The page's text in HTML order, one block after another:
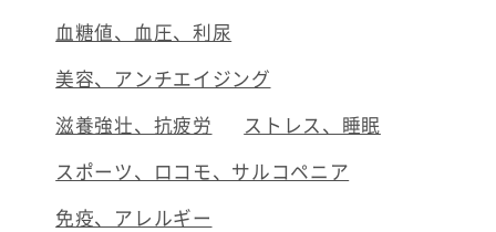
血糖値、血圧、利尿
美容、アンチエイジング
滋養強壮、抗疲労
ストレス、睡眠
スポーツ、ロコモ、サルコペニア
免疫、アレルギー